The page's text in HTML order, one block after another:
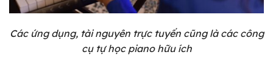
Các ứng dụng, tài nguyên trực tuyến cũng là các công
cụ tự học piano hữu ích